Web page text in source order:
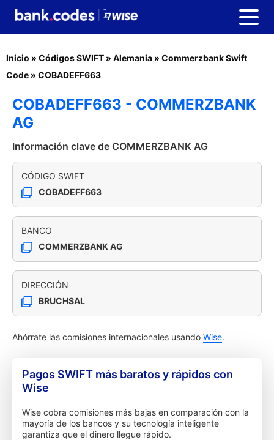
Inicio » Códigos SWIFT » Alemania » Commerzbank Swift
Code » COBADEFF663
COBADEFF663 - COMMERZBANK
AG
Información clave de COMMERZBANK AG
CÓDIGO SWIFT
COBADEFF663
BANCO
COMMERZBANK AG
DIRECCIÓN
BRUCHSAL
Ahórrate las comisiones internacionales usando Wise.
Pagos SWIFT más baratos y rápidos con
Wise
Wise cobra comisiones más bajas en comparación con la
mayoría de los bancos y su tecnología inteligente
garantiza que el dinero llegue rápido.